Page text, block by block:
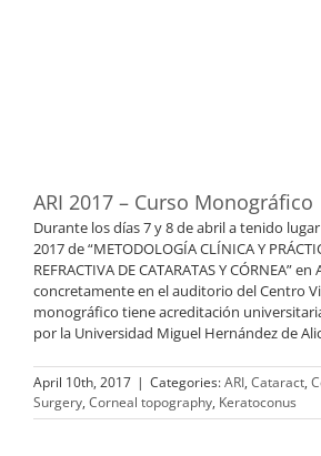
ARI 2017 – Curso Monográfico
Durante los días 7 y 8 de abril a tenido
2017 de “METODOLOGÍA CLÍNICA Y
REFRACTIVA DE CATARATAS Y CÓRNEA”
concretamente en el auditorio del Centro
monográfico tiene acreditación
por la Universidad Miguel Hernández de
April 10th, 2017 | Categories:ARI, Cataract,
Surgery, Corneal topography, Keratoconus